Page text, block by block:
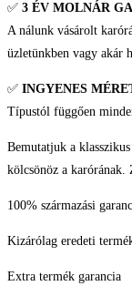
karóra
✅ 3 ÉV MOLNÁR
A nálunk vásárolt
üzletünkben vagy akár
✅ INGYENES
Típustól függően
Bemutatjuk a
kölcsönöz a karórának.
100% származási
Kizárólag eredeti
Extra termék garancia